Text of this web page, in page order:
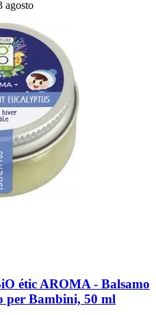
agosto
étic AROMA -​ Balsamo
per Bambini, 50 ml